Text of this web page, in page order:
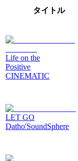
タイトル
Life on the
Positive
CINEMATIC
LET GO
Datho'SoundSphere